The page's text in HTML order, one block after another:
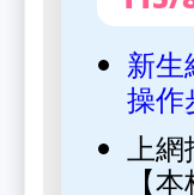
新生
操作
上網
【